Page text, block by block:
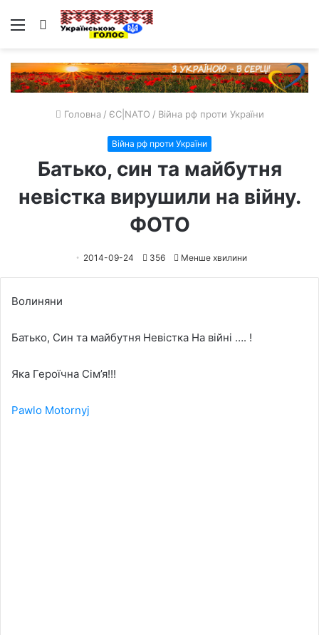
Меню Пошук
Головна / ЄС|NATO / Війна рф проти України
Війна рф проти України
Батько, син та майбутня
невістка вирушили на війну.
ФОТО
2014-09-24 356 Менше хвилини
Волиняни
Батько, Син та майбутня Невістка На війні …. !
Яка Героїчна Сім’я!!!
Pawlo Motornyj